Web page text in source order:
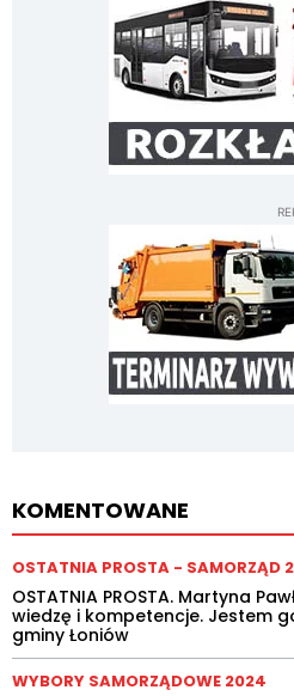
KOMENTOWANE
OSTATNIA PROSTA - SAMORZĄD
OSTATNIA PROSTA. Martyna
wiedzę i kompetencje. Jestem
gminy Łoniów
WYBORY SAMORZĄDOWE 2024